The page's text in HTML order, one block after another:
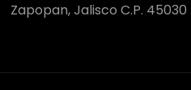
Zapopan, Jalisco C.P. 45030